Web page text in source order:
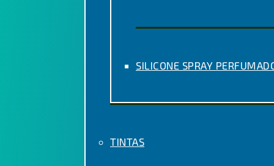
SILICONE SPRAY
TINTAS